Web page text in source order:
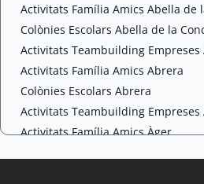
Activitats Família Amics Abella de
Colònies Escolars Abella de la
Activitats Teambuilding Empreses
Activitats Família Amics Abrera
Colònies Escolars Abrera
Activitats Teambuilding Empreses
Activitats Família Amics Àger